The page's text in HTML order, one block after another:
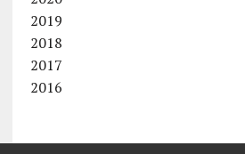
2019
2018
2017
2016